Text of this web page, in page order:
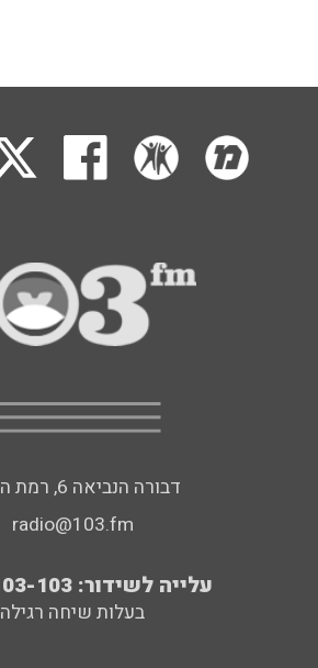
דבורה הנביאה 6, רמת השרון
radio@103.fm
עלייה לשידור: 0552-103-103
בעלות שיחה רגילה